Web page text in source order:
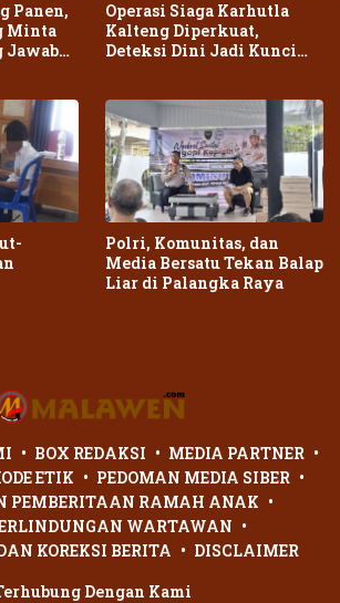
Panen,
Minta
Jawab
Operasi Siaga Karhutla
Kalteng Diperkuat,
Deteksi Dini Jadi Kunci
Polri, Komunitas, dan
Media Bersatu Tekan Balap
Liar di Palangka Raya
BOX REDAKSI
MEDIA PARTNER
ETIK
PEDOMAN MEDIA SIBER
PEMBERITAAN RAMAH ANAK
WARTAWAN
KOREKSI BERITA
DISCLAIMER
Dengan Kami